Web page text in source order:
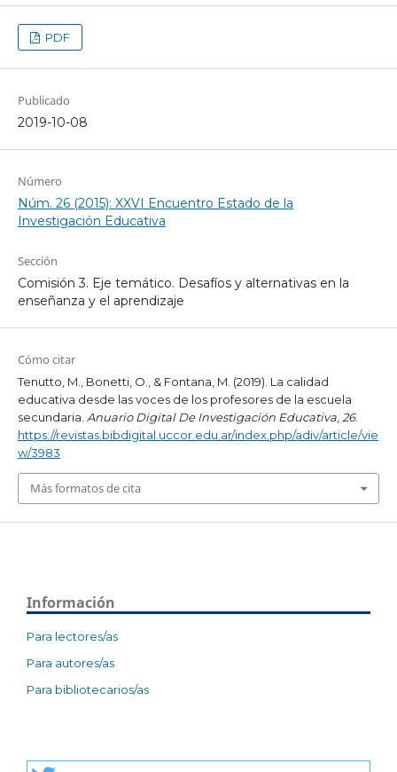
PDF
Publicado
2019-10-08
Número
Núm. 26 (2015): XXVI Encuentro Estado de la
Investigación Educativa
Sección
Comisión 3. Eje temático. Desafíos y alternativas en la
enseñanza y el aprendizaje
Cómo citar
Tenutto, M., Bonetti, O., & Fontana, M. (2019). La calidad
educativa desde las voces de los profesores de la escuela
secundaria. Anuario Digital De Investigación Educativa, 26.
https://revistas.bibdigital.uccor.edu.ar/index.php/adiv/article/vie
w/3983
Más formatos de cita
Información
Para lectores/as
Para autores/as
Para bibliotecarios/as